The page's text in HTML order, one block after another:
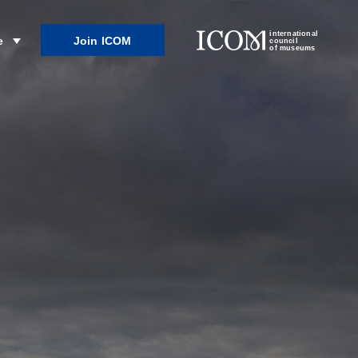
Join ICOM
international
council
of museums